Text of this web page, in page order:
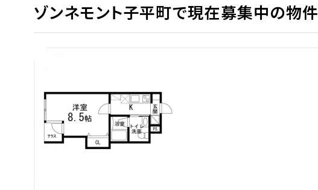
ゾンネモント子平町で現在募集中の物件